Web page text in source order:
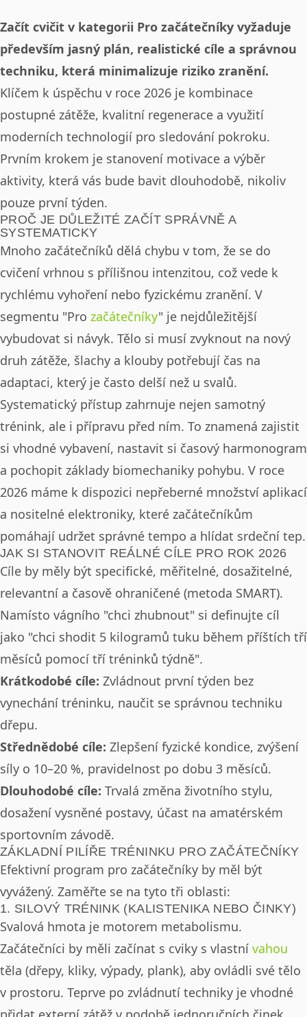
Začít cvičit v kategorii Pro začátečníky vyžaduje
především jasný plán, realistické cíle a správnou
techniku, která minimalizuje riziko zranění.
Klíčem k úspěchu v roce 2026 je kombinace
postupné zátěže, kvalitní regenerace a využití
moderních technologií pro sledování pokroku.
Prvním krokem je stanovení motivace a výběr
aktivity, která vás bude bavit dlouhodobě, nikoliv
pouze první týden.
PROČ JE DŮLEŽITÉ ZAČÍT SPRÁVNĚ A
SYSTEMATICKY
Mnoho začátečníků dělá chybu v tom, že se do
cvičení vrhnou s přílišnou intenzitou, což vede k
rychlému vyhoření nebo fyzickému zranění. V
segmentu "Pro začátečníky" je nejdůležitější
vybudovat si návyk. Tělo si musí zvyknout na nový
druh zátěže, šlachy a klouby potřebují čas na
adaptaci, který je často delší než u svalů.
Systematický přístup zahrnuje nejen samotný
trénink, ale i přípravu před ním. To znamená zajistit
si vhodné vybavení, nastavit si časový harmonogram
a pochopit základy biomechaniky pohybu. V roce
2026 máme k dispozici nepřeberné množství aplikací
a nositelné elektroniky, které začátečníkům
pomáhají udržet správné tempo a hlídat srdeční tep.
JAK SI STANOVIT REÁLNÉ CÍLE PRO ROK 2026
Cíle by měly být specifické, měřitelné, dosažitelné,
relevantní a časově ohraničené (metoda SMART).
Namísto vágního "chci zhubnout" si definujte cíl
jako "chci shodit 5 kilogramů tuku během příštích tří
měsíců pomocí tří tréninků týdně".
Krátkodobé cíle: Zvládnout první týden bez
vynechání tréninku, naučit se správnou techniku
dřepu.
Střednědobé cíle: Zlepšení fyzické kondice, zvýšení
síly o 10–20 %, pravidelnost po dobu 3 měsíců.
Dlouhodobé cíle: Trvalá změna životního stylu,
dosažení vysněné postavy, účast na amatérském
sportovním závodě.
ZÁKLADNÍ PILÍŘE TRÉNINKU PRO ZAČÁTEČNÍKY
Efektivní program pro začátečníky by měl být
vyvážený. Zaměřte se na tyto tři oblasti:
1. SILOVÝ TRÉNINK (KALISTENIKA NEBO ČINKY)
Svalová hmota je motorem metabolismu.
Začátečníci by měli začínat s cviky s vlastní vahou
těla (dřepy, kliky, výpady, plank), aby ovládli své tělo
v prostoru. Teprve po zvládnutí techniky je vhodné